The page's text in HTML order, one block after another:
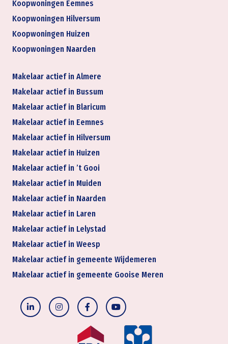
Koopwoningen Eemnes
Koopwoningen Hilversum
Koopwoningen Huizen
Koopwoningen Naarden
Makelaar actief in Almere
Makelaar actief in Bussum
Makelaar actief in Blaricum
Makelaar actief in Eemnes
Makelaar actief in Hilversum
Makelaar actief in Huizen
Makelaar actief in ’t Gooi
Makelaar actief in Muiden
Makelaar actief in Naarden
Makelaar actief in Laren
Makelaar actief in Lelystad
Makelaar actief in Weesp
Makelaar actief in gemeente Wijdemeren
Makelaar actief in gemeente Gooise Meren